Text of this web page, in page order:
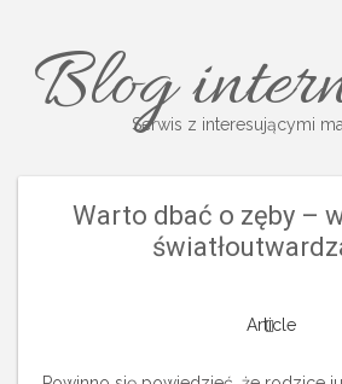
BlogSerwis z interesującymi
Warto dbać o zęby –
Article